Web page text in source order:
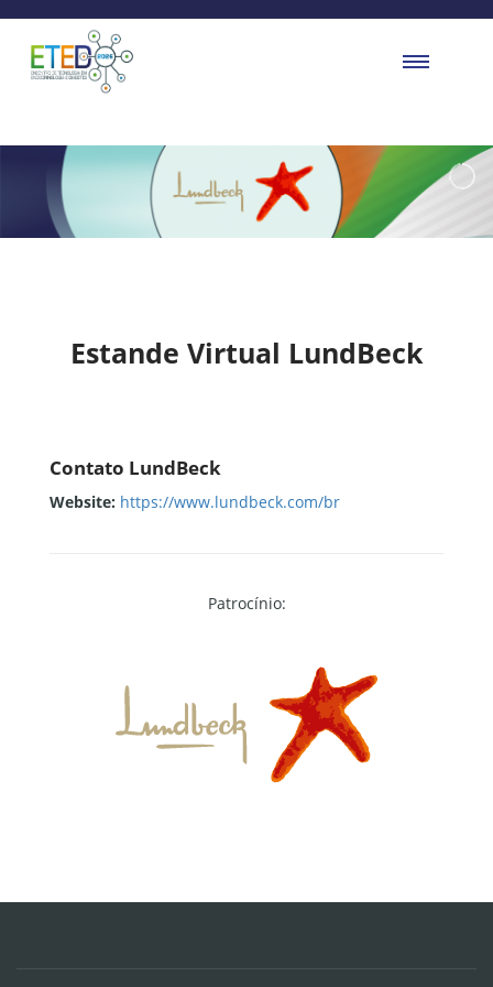
Estande Virtual LundBeck
Contato LundBeck
Website: https://www.lundbeck.com/br
Patrocínio: